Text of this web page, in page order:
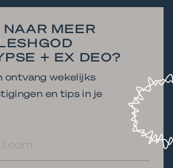
MEER
+ EX DEO?
ontvang wekelijks
en tips in je